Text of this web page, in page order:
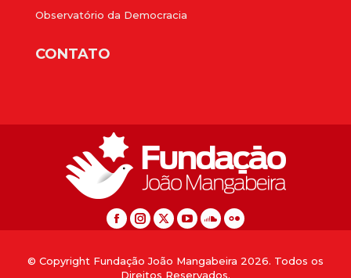
Observatório da Democracia
CONTATO
© Copyright Fundação João Mangabeira 2026. Todos os
Direitos Reservados.